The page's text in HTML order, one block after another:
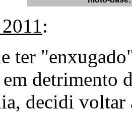
:
ter
em detrimento
decidi voltar